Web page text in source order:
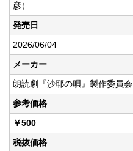
彦）
発売日
2026/06/04
メーカー
朗読劇『沙耶の唄』製作委員会
参考価格
￥500
税抜価格